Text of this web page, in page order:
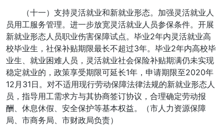
（十一）支持灵活就业和新就业形态。加强灵活就业人
员用工服务管理。进一步放宽灵活就业人员参保条件。开展
新就业形态人员职业伤害保障试点。毕业2年内灵活就业高
校毕业生，社保补贴期限最长不超过3年。毕业2年内高校毕
业生、就业困难人员，灵活就业社会保险补贴期满仍未实现
稳定就业的，政策享受期限可延长1年，申请期限至2020年
12月31日。对不适用现行劳动保障法律法规的新就业形态人
员，指导用工需求方与其协商签订协议，合理确定劳动报
酬、休息休假、安全保护等基本权益。（市人力资源保障
局、市商务局、市财政局负责）